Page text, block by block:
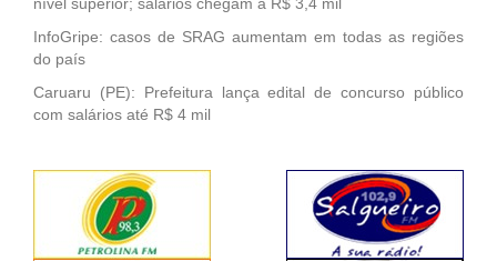
nível superior; salários chegam a R$ 3,4 mil
InfoGripe: casos de SRAG aumentam em todas as regiões
do país
Caruaru (PE): Prefeitura lança edital de concurso público
com salários até R$ 4 mil